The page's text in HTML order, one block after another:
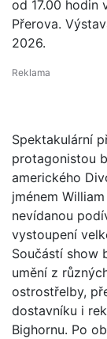
od 17.00 hodin
Přerova.
2026.
Spektakulární
protagonistou
amerického
jménem
nevídanou
vystoupení
Součástí show
umění z
ostrostřelby,
dostavníku i
Bighornu. Po